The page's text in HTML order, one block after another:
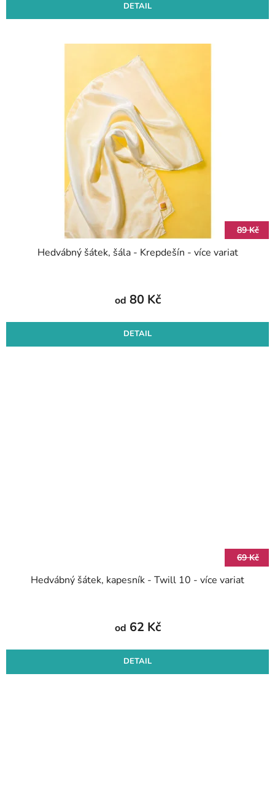
DETAIL
89 Kč
Hedvábný šátek, šála - Krepdešín - více variat
od 80 Kč
DETAIL
69 Kč
Hedvábný šátek, kapesník - Twill 10 - více variat
od 62 Kč
DETAIL